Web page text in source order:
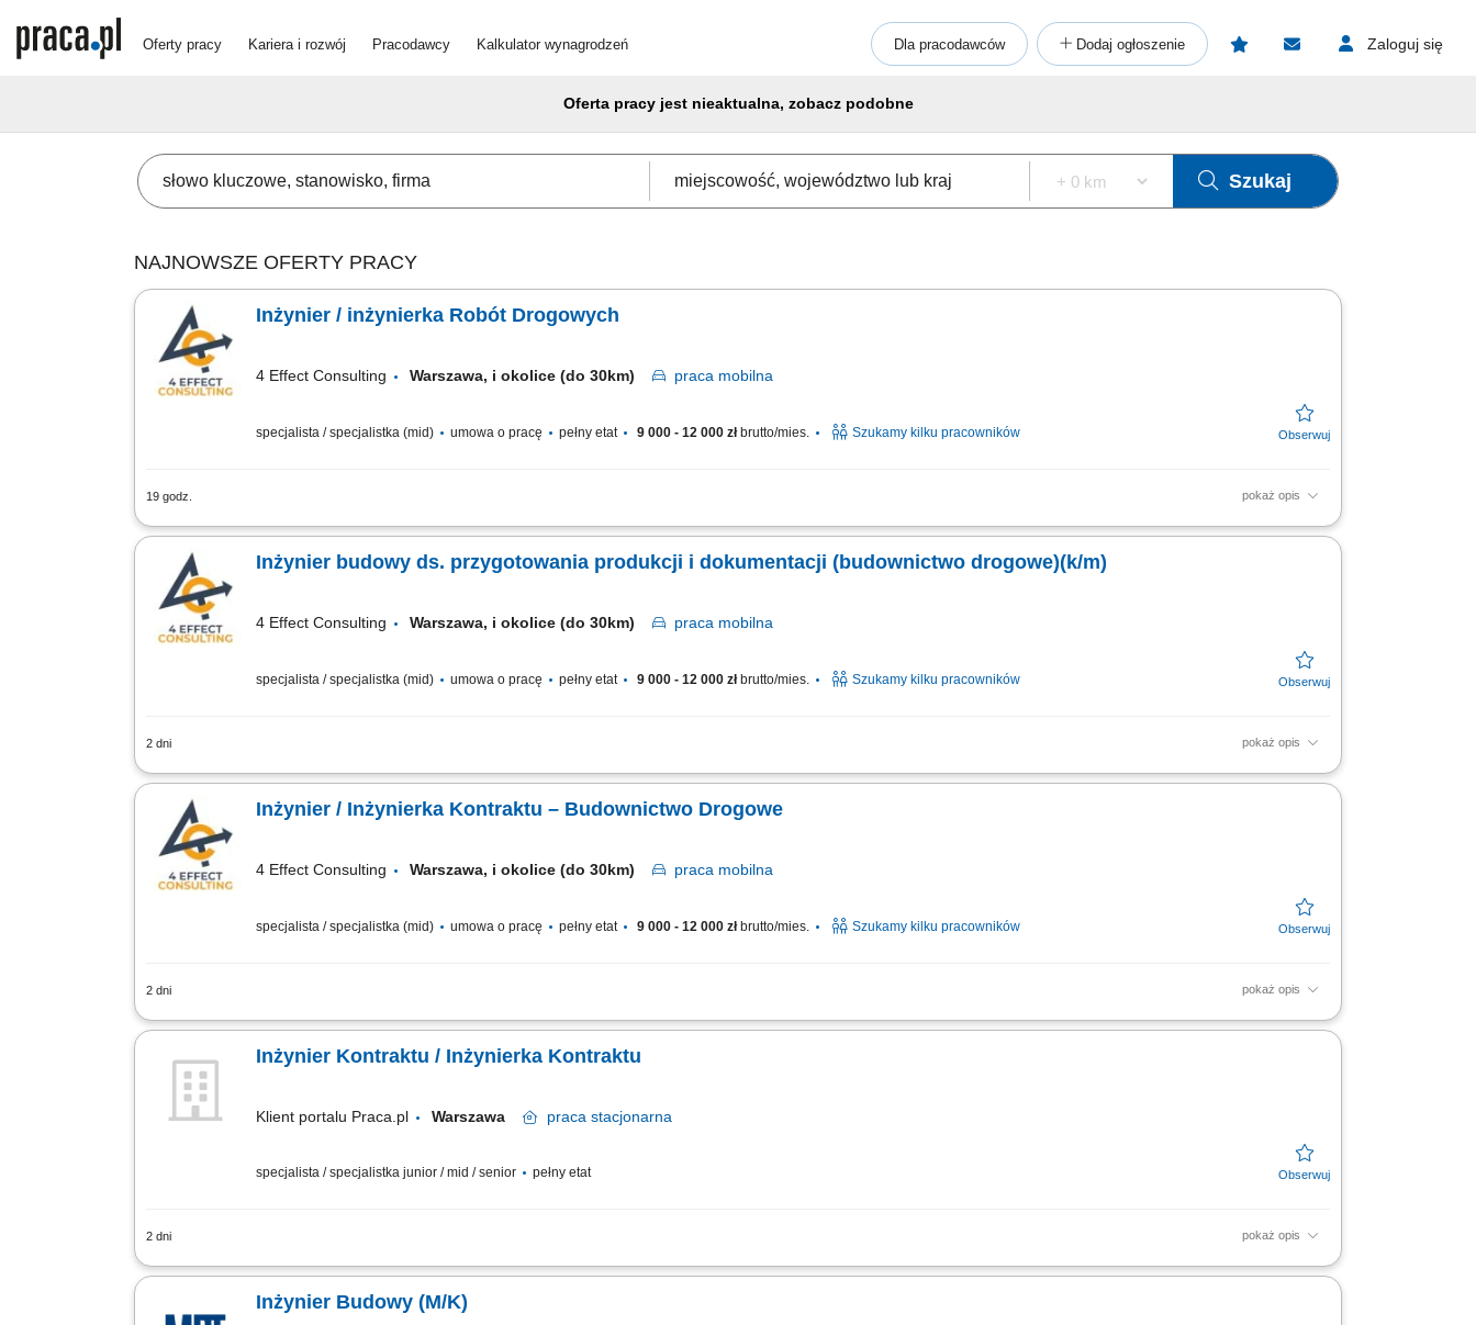
Oferty pracy Kariera i rozwój Pracodawcy Kalkulator wynagrodzeń Dla pracodawców Dodaj ogłoszenie Zaloguj się
Oferta pracy jest nieaktualna, zobacz podobne
Szukaj
NAJNOWSZE OFERTY PRACY
Inżynier / inżynierka Robót Drogowych
4 Effect Consulting Warszawa, i okolice (do 30km) praca mobilna
specjalista / specjalistka (mid) umowa o pracę pełny etat 9 000 - 12 000 złbrutto/mies. Szukamy kilku pracowników
19 godz. pokaż opis
Miejsce pracy: Warszawa i okolice (do 30k) Opis stanowiska: Koordynowanie bieżących prac na budowie we współpracy z projektantami, inwestorem oraz
Inżynier budowy ds. przygotowania produkcji i dokumentacji (budownictwo drogowe)(k/m)
4 Effect Consulting Warszawa, i okolice (do 30km) praca mobilna
specjalista / specjalistka (mid) umowa o pracę pełny etat 9 000 - 12 000 złbrutto/mies. Szukamy kilku pracowników
2 dni pokaż opis
Miejsce pracy: Warszawa i okolice (do 30k) Opis stanowiska: Bieżąca współpraca z Projektantem, Inwestorem; Bieżąca współpraca z firmami podwykonawczymi w
Inżynier / Inżynierka Kontraktu – Budownictwo Drogowe
4 Effect Consulting Warszawa, i okolice (do 30km) praca mobilna
specjalista / specjalistka (mid) umowa o pracę pełny etat 9 000 - 12 000 złbrutto/mies. Szukamy kilku pracowników
2 dni pokaż opis
Miejsce pracy: Warszawa i okolice (do 30k) Opis stanowiska: Koordynowanie realizacji robót drogowych i ziemnych zgodnie z harmonogramem oraz dokumentacją
Inżynier Kontraktu / Inżynierka Kontraktu
Klient portalu Praca.pl Warszawa praca stacjonarna
specjalista / specjalistka junior / mid / senior pełny etat
2 dni pokaż opis
Przygotowywanie i realizacja planu kontraktu we współpracy z klientem; Prowadzenie bieżącej korespondencji, rejestrów oraz archiwizacji informacji projektowych;
Inżynier Budowy (M/K)